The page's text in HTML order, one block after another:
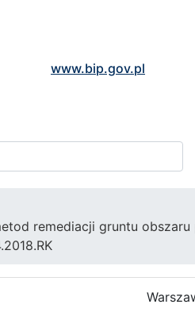
www.bip.gov.pl
remediacji gruntu obszaru